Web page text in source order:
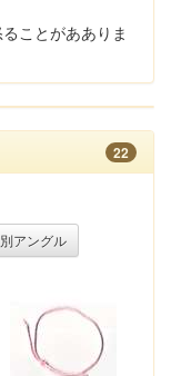
ことがあありま
22
別アングル